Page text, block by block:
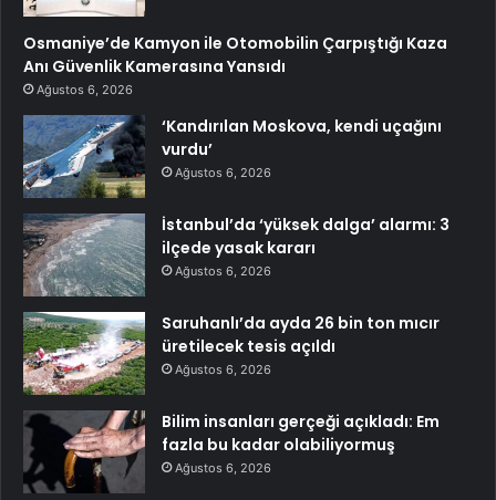
Osmaniye’de Kamyon ile Otomobilin Çarpıştığı Kaza
Anı Güvenlik Kamerasına Yansıdı
Ağustos 6, 2026
‘Kandırılan Moskova, kendi uçağını
vurdu’
Ağustos 6, 2026
İstanbul’da ‘yüksek dalga’ alarmı: 3
ilçede yasak kararı
Ağustos 6, 2026
Saruhanlı’da ayda 26 bin ton mıcır
üretilecek tesis açıldı
Ağustos 6, 2026
Bilim insanları gerçeği açıkladı: Em
fazla bu kadar olabiliyormuş
Ağustos 6, 2026